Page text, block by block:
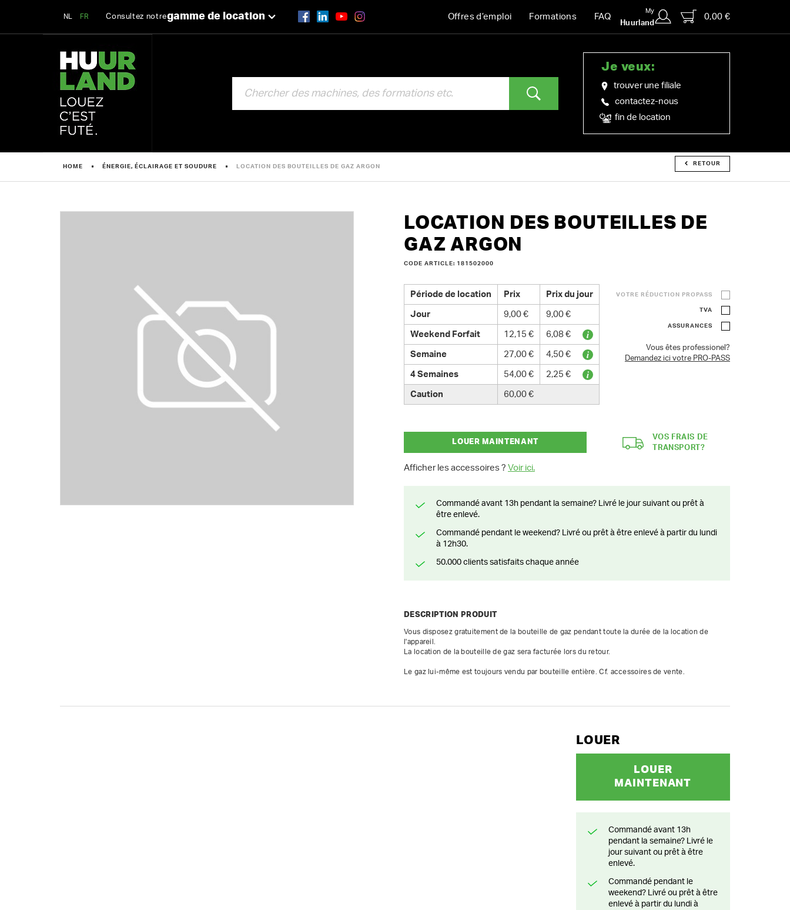
NL FR Consultez notregamme de location Offres d’emploi Formations FAQ
My
Huurland
0,00 €
Je veux:
trouver une filiale
contactez-nous
fin de location
HOME ÉNERGIE, ÉCLAIRAGE ET SOUDURE LOCATION DES BOUTEILLES DE GAZ ARGON RETOUR
LOCATION DES BOUTEILLES DE
GAZ ARGON
CODE ARTICLE: 181502000
Période de location Prix Prix du jour
Jour 9,00 € 9,00 €
Weekend Forfait 12,15 € 6,08 €
Semaine 27,00 € 4,50 €
4 Semaines 54,00 € 2,25 €
Caution 60,00 €
VOTRE RÉDUCTION PROPASS
TVA
ASSURANCES
Vous êtes professionel?
Demandez ici votre PRO-PASS
LOUER MAINTENANT
Afficher les accessoires ? Voir ici.
VOS FRAIS DE
TRANSPORT?
Commandé avant 13h pendant la semaine? Livré le jour suivant ou prêt à
être enlevé.
Commandé pendant le weekend? Livré ou prêt à être enlevé à partir du lundi
à 12h30.
50.000 clients satisfaits chaque année
DESCRIPTION PRODUIT
Vous disposez gratuitement de la bouteille de gaz pendant toute la durée de la location de
l'appareil.
La location de la bouteille de gaz sera facturée lors du retour.
Le gaz lui-même est toujours vendu par bouteille entière. Cf. accessoires de vente.
LOUER
LOUER
MAINTENANT
Commandé avant 13h
pendant la semaine? Livré le
jour suivant ou prêt à être
enlevé.
Commandé pendant le
weekend? Livré ou prêt à être
enlevé à partir du lundi à